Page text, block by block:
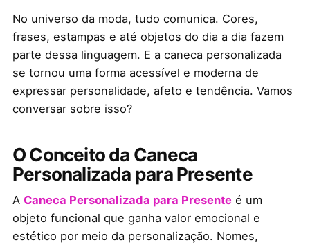
No universo da moda, tudo comunica. Cores,
frases, estampas e até objetos do dia a dia fazem
parte dessa linguagem. E a caneca personalizada
se tornou uma forma acessível e moderna de
expressar personalidade, afeto e tendência. Vamos
conversar sobre isso?
O Conceito da Caneca
Personalizada para Presente
A Caneca Personalizada para Presenteé um
objeto funcional que ganha valor emocional e
estético por meio da personalização. Nomes,